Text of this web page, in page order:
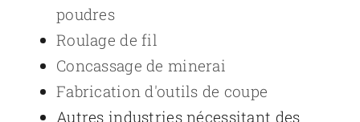
poudres
Roulage de fil
Concassage de minerai
Fabrication d'outils de coupe
Autres industries nécessitant des